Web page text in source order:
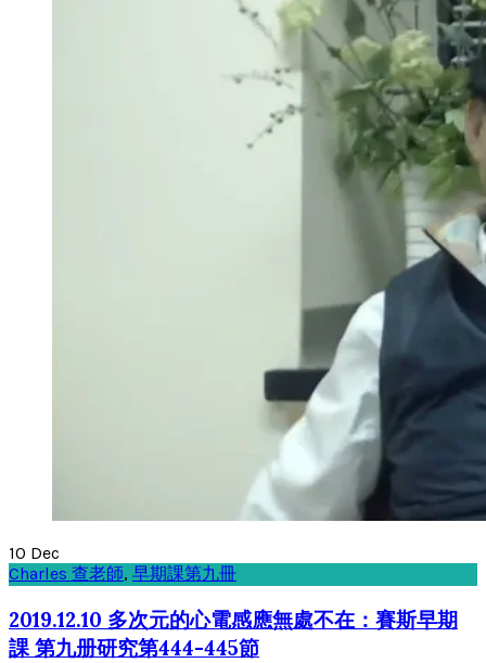
10 Dec
Charles 查老師, 早期課第九冊
2019.12.10 多次元的心電感應無處不在：賽斯早期
課 第九册研究第444-445節